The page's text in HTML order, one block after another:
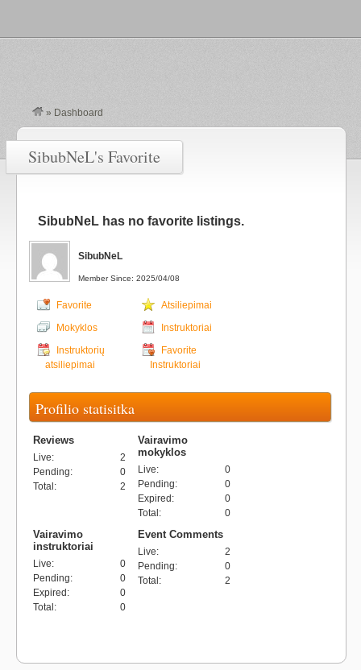
» Dashboard
SibubNeL's Favorite
SibubNeL has no favorite listings.
SibubNeL
Member Since: 2025/04/08
Favorite
Atsiliepimai
Mokyklos
Instruktoriai
Instruktorių
atsiliepimai
Favorite
Instruktoriai
Profilio statisitka
Reviews
Live:
2
Pending:
0
Total : 2
Vairavimo
mokyklos
Live:
0
Pending:
0
Expired :
0
Total : 0
Vairavimo
instruktoriai
Live:
0
Pending:
0
Expired :
0
Total : 0
Event Comments
Live:
2
Pending:
0
Total : 2